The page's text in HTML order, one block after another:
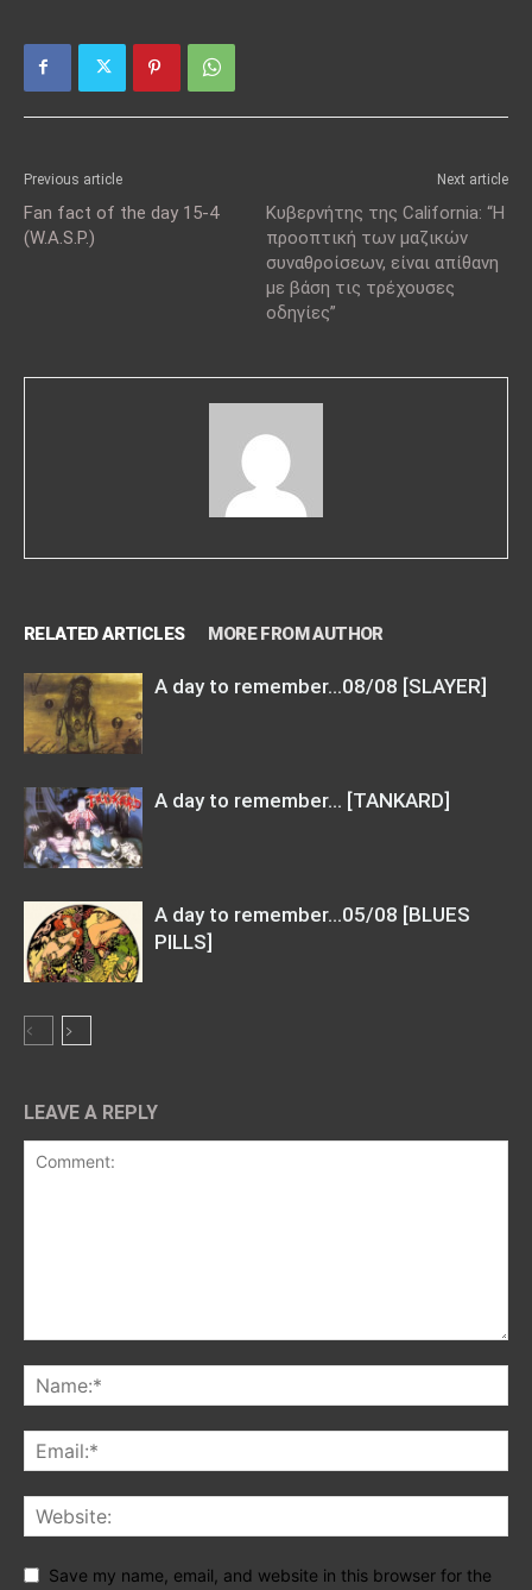
Previous article
Fan fact of the day 15-4
(W.A.S.P.)
Next article
Κυβερνήτης της California: “Η
προοπτική των μαζικών
συναθροίσεων, είναι απίθανη
με βάση τις τρέχουσες
οδηγίες”
RELATED ARTICLES MORE FROM AUTHOR
A day to remember…08/08 [SLAYER]
A day to remember… [TANKARD]
A day to remember…05/08 [BLUES
PILLS]
LEAVE A REPLY
Save my name, email, and website in this browser for the